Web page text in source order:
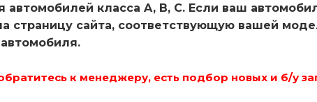
класса A, B, C. Если ваш
страницу сайта, соответствующую вашей
автомобиля.
к менеджеру, есть подбор новых и б/у